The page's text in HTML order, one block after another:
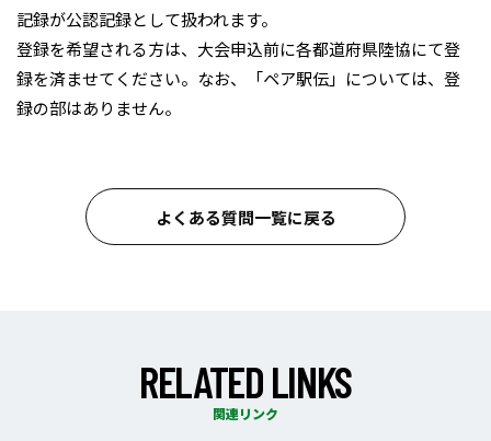
記録が公認記録として扱われます。
登録を希望される方は、大会申込前に各都道府県陸協にて登
録を済ませてください。なお、「ペア駅伝」については、登
録の部はありません。
よくある質問一覧に戻る
RELATEDLINKS
関連リンク